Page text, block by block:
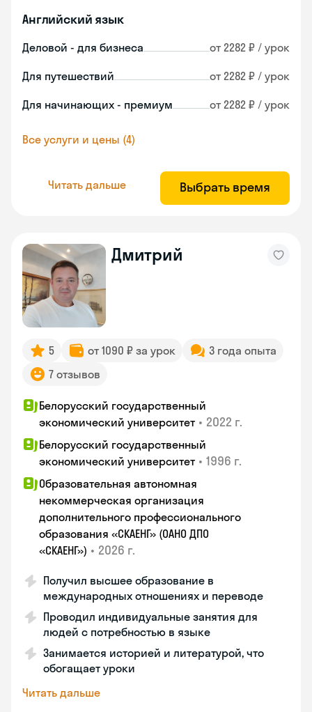
Английский язык
Деловой - для бизнеса от 2282 ₽ / урок
Для путешествий от 2282 ₽ / урок
Для начинающих - премиум от 2282 ₽ / урок
Все услуги и цены (4)
Читать дальше Выбрать время
Дмитрий
5 от 1090 ₽ за урок
3 года опыта
7 отзывов
Белорусский государственный
экономический университет • 2022 г.
Белорусский государственный
экономический университет • 1996 г.
Образовательная автономная
некоммерческая организация
дополнительного профессионального
образования «СКАЕНГ» (ОАНО ДПО
«СКАЕНГ») • 2026 г.
Получил высшее образование в
международных отношениях и переводе
Проводил индивидуальные занятия для
людей с потребностью в языке
Занимается историей и литературой, что
обогащает уроки
Читать дальше